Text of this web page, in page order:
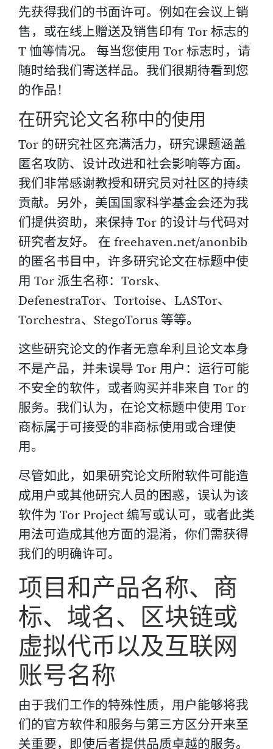
先获得我们的书面许可。例如在会议上销
售，或在线上赠送及销售印有 Tor 标志的
T 恤等情况。 每当您使用 Tor 标志时，请
随时给我们寄送样品。我们很期待看到您
的作品！
在研究论文名称中的使用
Tor 的研究社区充满活力，研究课题涵盖
匿名攻防、设计改进和社会影响等方面。
我们非常感谢教授和研究员对社区的持续
贡献。另外，美国国家科学基金会还为我
们提供资助，来保持 Tor 的设计与代码对
研究者友好。 在 freehaven.net/anonbib
的匿名书目中，许多研究论文在标题中使
用 Tor 派生名称：Torsk、
DefenestraTor、Tortoise、LASTor、
Torchestra、StegoTorus 等等。
这些研究论文的作者无意牟利且论文本身
不是产品，并未误导 Tor 用户：运行可能
不安全的软件，或者购买并非来自 Tor 的
服务。我们认为，在论文标题中使用 Tor
商标属于可接受的非商标使用或合理使
用。
尽管如此，如果研究论文所附软件可能造
成用户或其他研究人员的困惑，误认为该
软件为 Tor Project 编写或认可，或者此类
用法可造成其他方面的混淆，你们需获得
我们的明确许可。
项目和产品名称、商
标、域名、区块链或
虚拟代币以及互联网
账号名称
由于我们工作的特殊性质，用户能够将我
们的官方软件和服务与第三方区分开来至
关重要，即使后者提供品质卓越的服务。